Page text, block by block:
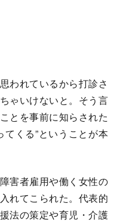
われているから打診さ
ゃいけないと。そう言
とを事前に知らされた
てくる”ということが本
害者雇用や働く女性の
れてこられた。代表的
法の策定や育児・介護